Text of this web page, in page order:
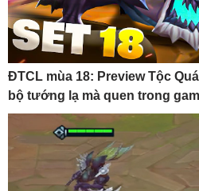
ĐTCL mùa 18: Preview Tộc
bộ tướng lạ mà quen trong